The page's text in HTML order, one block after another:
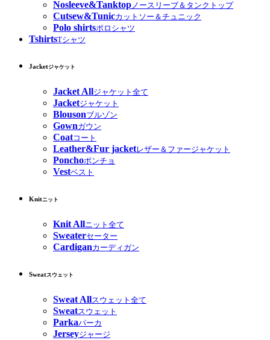
Nosleeve&Tanktopノースリーブ＆タンクトップ
Cutsew&Tunicカットソー＆チュニック
Polo shirtsポロシャツ
TshirtsTシャツ
Jacketジャケット
Jacket Allジャケット全て
Jacketジャケット
Blousonブルゾン
Gownガウン
Coatコート
Leather&Fur jacketレザー＆ファージャケット
Ponchoポンチョ
Vestベスト
Knitニット
Knit Allニット全て
Sweaterセーター
Cardiganカーディガン
Sweatスウェット
Sweat Allスウェット全て
Sweatスウェット
Parkaパーカ
Jerseyジャージ